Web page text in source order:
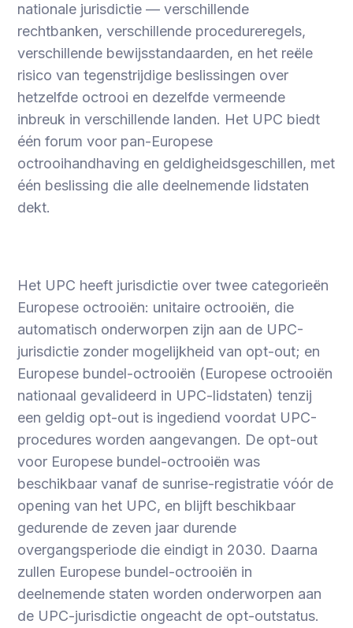
nationale jurisdictie — verschillende
rechtbanken, verschillende procedureregels,
verschillende bewijsstandaarden, en het reële
risico van tegenstrijdige beslissingen over
hetzelfde octrooi en dezelfde vermeende
inbreuk in verschillende landen. Het UPC biedt
één forum voor pan-Europese
octrooihandhaving en geldigheidsgeschillen, met
één beslissing die alle deelnemende lidstaten
dekt.
Het UPC heeft jurisdictie over twee categorieën
Europese octrooiën: unitaire octrooiën, die
automatisch onderworpen zijn aan de UPC-
jurisdictie zonder mogelijkheid van opt-out; en
Europese bundel-octrooiën (Europese octrooiën
nationaal gevalideerd in UPC-lidstaten) tenzij
een geldig opt-out is ingediend voordat UPC-
procedures worden aangevangen. De opt-out
voor Europese bundel-octrooiën was
beschikbaar vanaf de sunrise-registratie vóór de
opening van het UPC, en blijft beschikbaar
gedurende de zeven jaar durende
overgangsperiode die eindigt in 2030. Daarna
zullen Europese bundel-octrooiën in
deelnemende staten worden onderworpen aan
de UPC-jurisdictie ongeacht de opt-outstatus.